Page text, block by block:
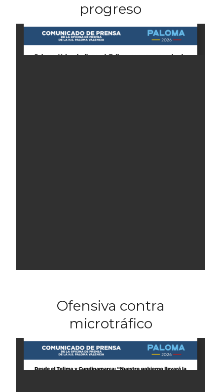
progreso
Ofensiva contra
microtráfico